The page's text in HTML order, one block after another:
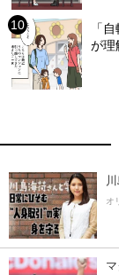
「
が理
オ